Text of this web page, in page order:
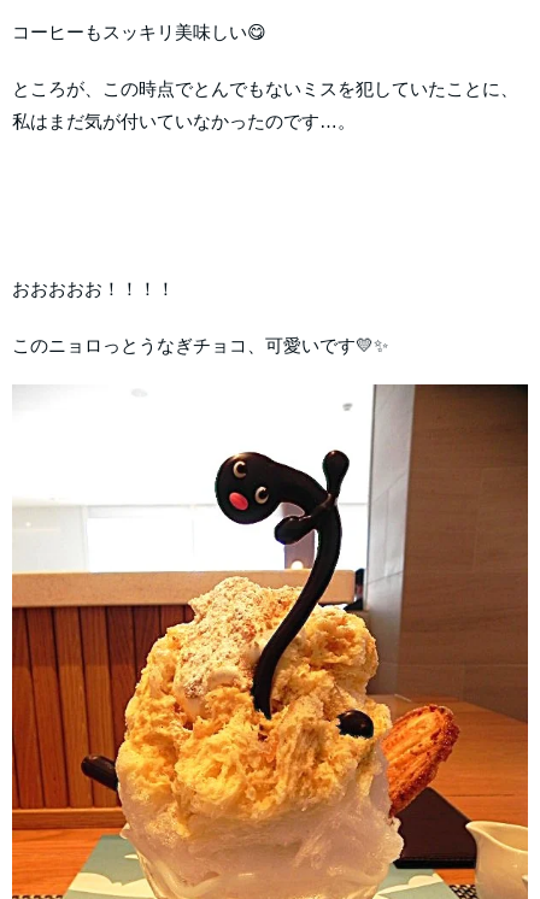
コーヒーもスッキリ美味しい😋
ところが、この時点でとんでもないミスを犯していたことに、
私はまだ気が付いていなかったのです…。
おおおおお！！！！
このニョロっとうなぎチョコ、可愛いです💛✨